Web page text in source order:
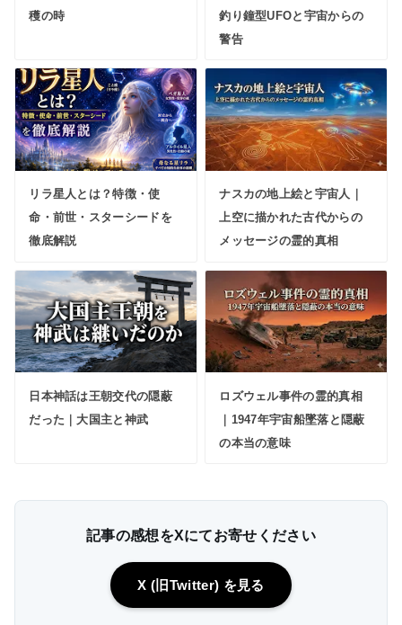
穫の時
釣り鐘型UFOと宇宙からの
警告
リラ星人とは？特徴・使
命・前世・スターシードを
徹底解説
ナスカの地上絵と宇宙人｜
上空に描かれた古代からの
メッセージの霊的真相
日本神話は王朝交代の隠蔽
だった｜大国主と神武
ロズウェル事件の霊的真相
｜1947年宇宙船墜落と隠蔽
の本当の意味
記事の感想をXにてお寄せください
X (旧Twitter) を見る